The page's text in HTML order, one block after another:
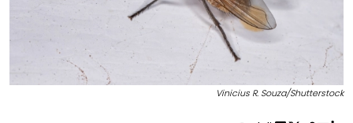
Vinicius R. Souza/Shutterstock